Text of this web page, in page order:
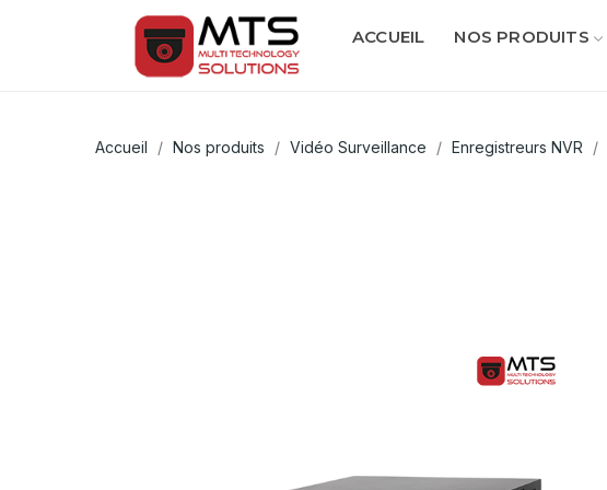
ACCUEIL NOS PRODUITS
Accueil Nos produits Vidéo Surveillance Enregistreurs NVR